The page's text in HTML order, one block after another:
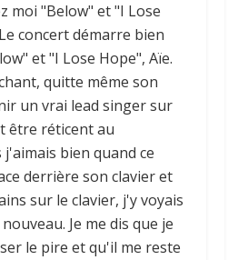
moi "Below" et "I Lose
concert démarre bien
et "I Lose Hope", Aïe.
quitte même son
un vrai lead singer sur
être réticent au
bien quand ce
derrière son clavier et
sur le clavier, j'y voyais
Je me dis que je
le pire et qu'il me reste